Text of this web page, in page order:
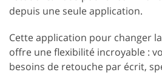
depuis une seule application.
Cette application pour changer
offre une flexibilité incroyable :
besoins de retouche par écrit,